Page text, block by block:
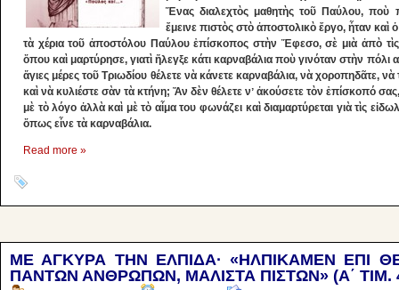
Ἕνας διαλεχτὸς μαθητὴς τοῦ Παύλου, ποὺ
ἔμεινε πιστὸς στὸ ἀποστολικὸ ἔργο, ἦταν καὶ
τὰ χέρια τοῦ ἀποστόλου Παύλου ἐπίσκοπος στὴν Ἔφεσο, σὲ μιὰ ἀπὸ τὶς
ὅπου καὶ μαρτύρησε, γιατὶ ἤλεγξε κάτι καρναβάλια ποὺ γινόταν στὴν πόλι
ἅγιες μέρες τοῦ Τριωδίου θέλετε νὰ κάνετε καρναβάλια, νὰ χοροπηδᾶτε,
καὶ νὰ κυλιέστε σὰν τὰ κτήνη; Ἄν δὲν θέλετε νʼ ἀκούσετε τὸν ἐπίσκοπό
μὲ τὸ λόγο ἀλλὰ καὶ μὲ τὸ αἷμα του φωνάζει καὶ διαμαρτύρεται γιὰ τὶς
ὅπως εἶνε τὰ καρναβάλια.
Read more »
ΜΕ ΑΓΚΥΡΑ ΤΗΝ ΕΛΠΙΔΑ· «ΗΛΠΙΚΑΜΕΝ ΕΠΙ
ΠΑΝΤΩΝ ΑΝΘΡΩΠΩΝ, ΜΑΛΙΣΤΑ ΠΙΣΤΩΝ» (Α΄ ΤΙΜ.